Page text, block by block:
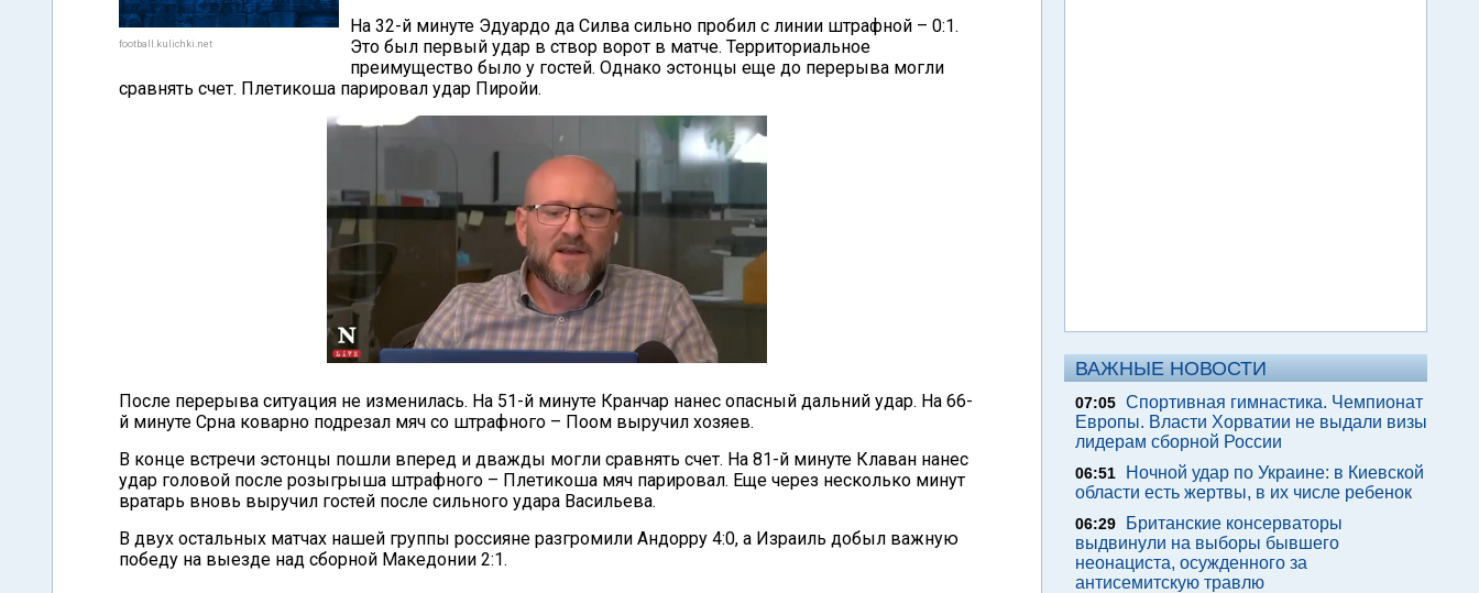
football.kulichki.net
На 32-й минуте Эдуардо да Силва сильно пробил с линии штрафной – 0:1.
Это был первый удар в створ ворот в матче. Территориальное
преимущество было у гостей. Однако эстонцы еще до перерыва могли
сравнять счет. Плетикоша парировал удар Пиройи.
После перерыва ситуация не изменилась. На 51-й минуте Кранчар нанес опасный дальний удар. На 66-
й минуте Срна коварно подрезал мяч со штрафного – Поом выручил хозяев.
В конце встречи эстонцы пошли вперед и дважды могли сравнять счет. На 81-й минуте Клаван нанес
удар головой после розыгрыша штрафного – Плетикоша мяч парировал. Еще через несколько минут
вратарь вновь выручил гостей после сильного удара Васильева.
В двух остальных матчах нашей группы россияне разгромили Андорру 4:0, а Израиль добыл важную
победу на выезде над сборной Македонии 2:1.
ВАЖНЫЕ НОВОСТИ
07:05 Спортивная гимнастика. Чемпионат
Европы. Власти Хорватии не выдали визы
лидерам сборной России
06:51
Ночной удар по Украине: в Киевской
области есть жертвы, в их числе ребенок
06:29
Британские консерваторы
выдвинули на выборы бывшего
неонациста, осужденного за
антисемитскую травлю